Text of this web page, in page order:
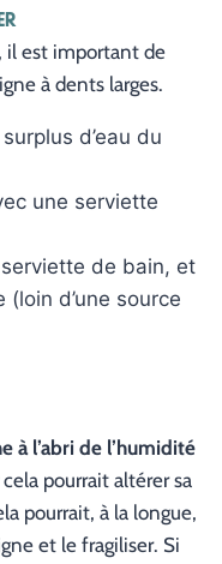
il est important de
à dents larges.
d’eau du
une serviette
de bain, et
(loin d’une source
à l’abri de l’humidité
cela pourrait altérer sa
pourrait, à la longue,
et le fragiliser. Si